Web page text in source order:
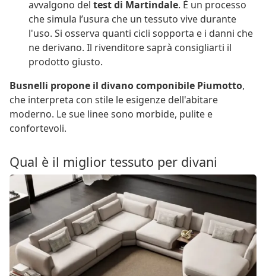
avvalgono del test di Martindale. È un processo
che simula l’usura che un tessuto vive durante
l'uso. Si osserva quanti cicli sopporta e i danni che
ne derivano. Il rivenditore saprà consigliarti il
prodotto giusto.
Busnelli propone il divano componibile Piumotto,
che interpreta con stile le esigenze dell'abitare
moderno. Le sue linee sono morbide, pulite e
confortevoli.
Qual è il miglior tessuto per divani